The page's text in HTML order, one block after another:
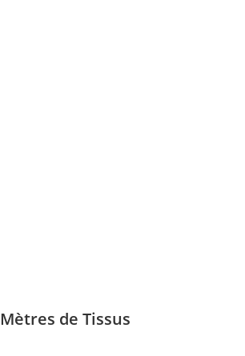
Mètres de Tissus